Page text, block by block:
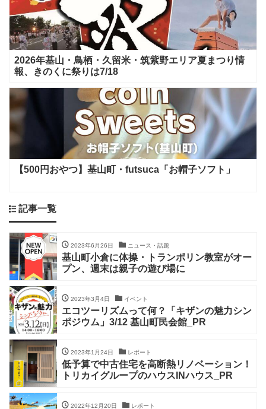
2026年基山・鳥栖・久留米・筑紫野エリア夏まつり情
報、きのくに祭りは7/18
【500円おやつ】基山町・futsuca「お帽子ソフト」
記事一覧
2023年6月26日 ニュース・話題
基山町小倉に体操・トランポリン教室がオー
プン、週末は親子の遊び場に
2023年3月4日 イベント
エコツーリズムって何？「キザンの魅力シン
ポジウム」3/12 基山町民会館_PR
2023年1月24日 レポート
低予算で中古住宅を高断熱リノベーション！
トリカイグループのハウスINハウス_PR
2022年12月20日 レポート